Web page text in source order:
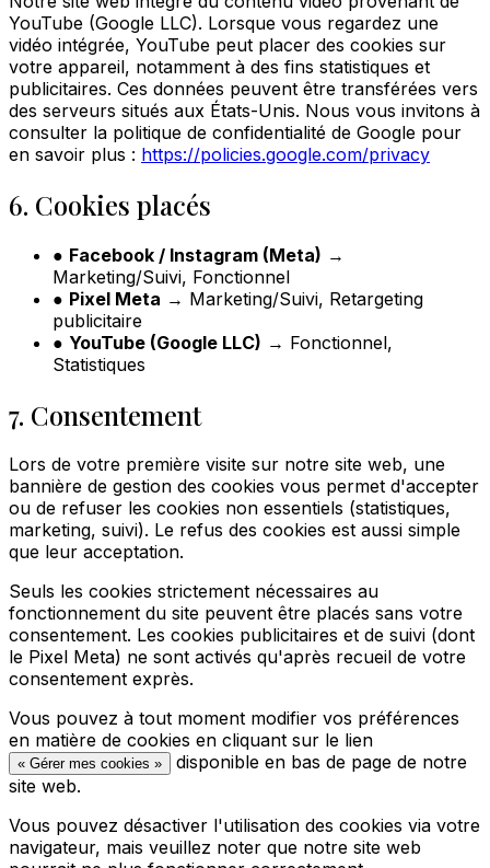
YouTube (Google LLC). Lorsque vous regardez une
vidéo intégrée, YouTube peut placer des cookies sur
votre appareil, notamment à des fins statistiques et
publicitaires. Ces données peuvent être transférées vers
des serveurs situés aux États-Unis. Nous vous invitons à
consulter la politique de confidentialité de Google pour
en savoir plus : https://policies.google.com/privacy
6. Cookies placés
● Facebook / Instagram (Meta) →
Marketing/Suivi, Fonctionnel
● Pixel Meta → Marketing/Suivi, Retargeting
publicitaire
● YouTube (Google LLC) → Fonctionnel,
Statistiques
7. Consentement
Lors de votre première visite sur notre site web, une
bannière de gestion des cookies vous permet d'accepter
ou de refuser les cookies non essentiels (statistiques,
marketing, suivi). Le refus des cookies est aussi simple
que leur acceptation.
Seuls les cookies strictement nécessaires au
fonctionnement du site peuvent être placés sans votre
consentement. Les cookies publicitaires et de suivi (dont
le Pixel Meta) ne sont activés qu'après recueil de votre
consentement exprès.
Vous pouvez à tout moment modifier vos préférences
en matière de cookies en cliquant sur le lien
« Gérer mes cookies »
disponible en bas de page de notre
site web.
Vous pouvez désactiver l'utilisation des cookies via votre
navigateur, mais veuillez noter que notre site web